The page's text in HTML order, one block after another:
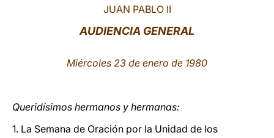
JUAN PABLO II
AUDIENCIA GENERAL
Miércoles 23 de enero de 1980
Queridísimos hermanos y hermanas:
1. La Semana de Oración por la Unidad de los